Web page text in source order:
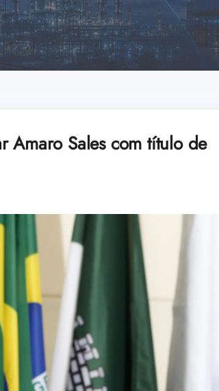
Amaro Sales com título de